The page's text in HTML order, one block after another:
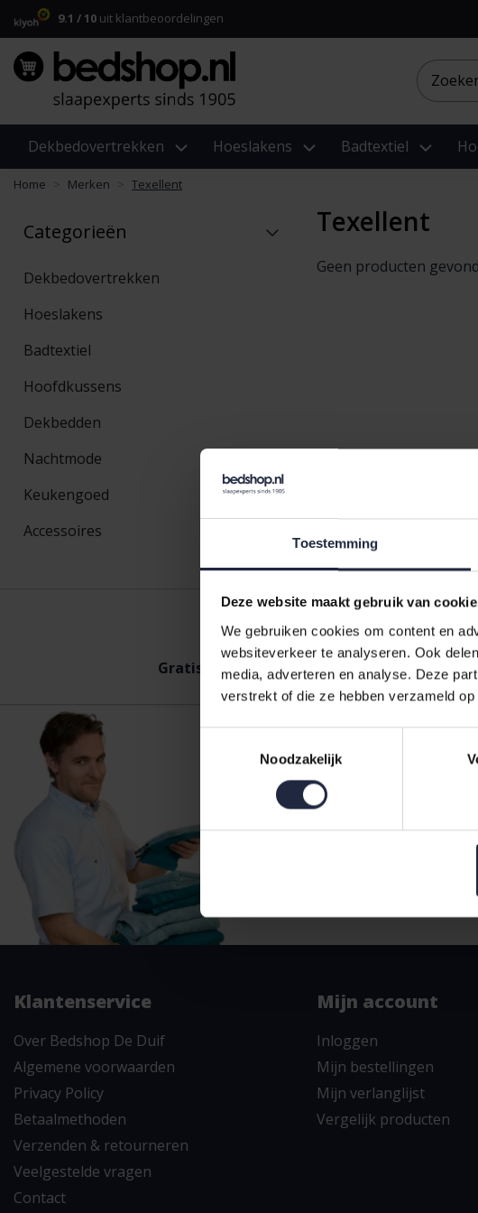
Toestemming
Deze website maakt gebruik van
We gebruiken cookies om content en
websiteverkeer te analyseren. Ook
media, adverteren en analyse. Deze
verstrekt of die ze hebben verzameld
Noodzakelijk
9.1 / 10 uit klantbeoordelingen
Dekbedovertrekken Hoeslakens Badtextiel
Home Merken Texellent
Categorieën
Dekbedovertrekken
Hoeslakens
Badtextiel
Hoofdkussens
Dekbedden
Nachtmode
Keukengoed
Accessoires
Texellent
Geen producten
Gratis verzending vanaf €50,- Achteraf
Vragen?
Bel
,
onzeklantenservice
Klantenservice
Over Bedshop De Duif
Algemene voorwaarden
Privacy Policy
Betaalmethoden
Verzenden & retourneren
Veelgestelde vragen
Contact
Mijn account
Inloggen
Mijn bestellingen
Mijn verlanglijst
Vergelijk producten